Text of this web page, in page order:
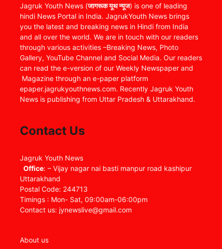
Jagruk Youth News (जागरूक यूथ न्यूज) is one of leading
hindi News Portal in India. JagrukYouth News brings
you the latest and breaking news in Hindi from India
and all over the world. We are in touch with our readers
through various activities –Breaking News, Photo
Gallery, YouTube Channel and Social Media. Our readers
can read the e-version of our Weekly Newspaper and
Magazine through an e-paper platform
epaper.jagrukyouthnews.com. Recently Jagruk Youth
News is publishing from Uttar Pradesh & Uttarakhand.
Contact Us
Jagruk Youth News
Office: – Vijay nagar nai basti manpur road kashipur
Uttarakhand
Postal Code: 244713
Timings : Mon- Sat, 09:00am-06:00pm
Contact us: jynewslive@gmail.com
About us